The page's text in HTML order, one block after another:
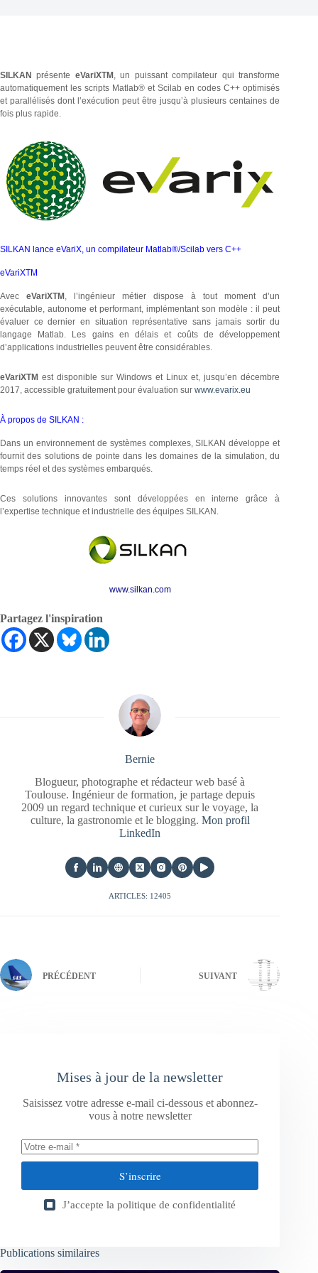
SILKANprésente eVariXTM , un puissant compilateur qui transforme
automatiquement les scripts Matlab® et Scilab en codes C++ optimisés
et parallélisés dont l’exécution peut être jusqu’à plusieurs centaines de
fois plus rapide.
SILKAN lance eVariX, un compilateur Matlab®/Scilab vers C++
eVariXTM
AveceVariXTM, l’ingénieur métier dispose à tout moment d’un
exécutable, autonome et performant, implémentant son modèle : il peut
évaluer ce dernier en situation représentative sans jamais sortir du
langage Matlab. Les gains en délais et coûts de développement
d’applications industrielles peuvent être considérables.
eVariXTMest disponible sur Windows et Linux et, jusqu’en décembre
2017, accessible gratuitement pour évaluation sur www.evarix.eu
À propos de SILKAN :
Dans un environnement de systèmes complexes, SILKAN développe et
fournit des solutions de pointe dans les domaines de la simulation, du
temps réel et des systèmes embarqués.
Ces solutions innovantes sont développées en interne grâce à
l’expertise technique et industrielle des équipes SILKAN.
www.silkan.com
Partagez l'inspiration
Bernie
Blogueur, photographe et rédacteur web basé à
Toulouse. Ingénieur de formation, je partage depuis
2009 un regard technique et curieux sur le voyage, la
culture, la gastronomie et le blogging. Mon profil
LinkedIn
ARTICLES: 12405
PRÉCÉDENT SUIVANT
Mises à jour de la newsletter
Saisissez votre adresse e-mail ci-dessous et abonnez-
vous à notre newsletter
S’inscrire
J’accepte la politique de confidentialité
Publications similaires